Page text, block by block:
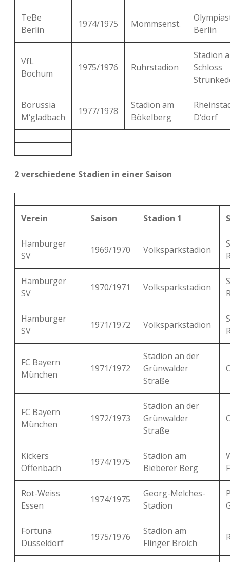
TeBe
Berlin
1974/1975 Mommsenst.
Berlin
VfL
Bochum
1975/1976 Ruhrstadion
Stadion
Schloss
Borussia
M‘gladbach
1977/1978
Stadion am
Bökelberg
D‘dorf
2 verschiedene Stadien in einer Saison
Verein Saison Stadion 1
Hamburger
SV
1969/1970 Volksparkstadion
Hamburger
SV
1970/1971 Volksparkstadion
Hamburger
SV
1971/1972 Volksparkstadion
FC Bayern
München
1971/1972
Stadion an der
Grünwalder
Straße
FC Bayern
München
1972/1973
Stadion an der
Grünwalder
Straße
Kickers
Offenbach
1974/1975
Stadion am
Bieberer Berg
Rot-Weiss
Essen
1974/1975
Georg-Melches-
Stadion
Fortuna
Düsseldorf
1975/1976
Stadion am
Flinger Broich